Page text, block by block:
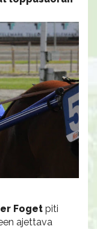
Foget piti
ajettava